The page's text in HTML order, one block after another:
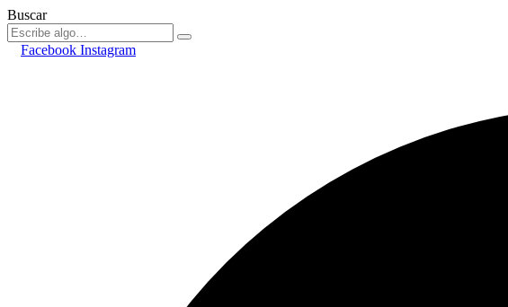
Buscar
Facebook Instagram